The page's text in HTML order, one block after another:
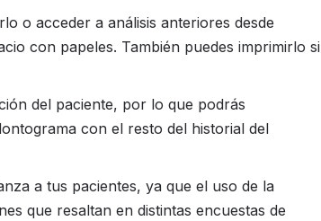
o acceder a análisis anteriores desde
con papeles. También puedes imprimirlo si
del paciente, por lo que podrás
con el resto del historial del
a tus pacientes, ya que el uso de la
que resaltan en distintas encuestas de